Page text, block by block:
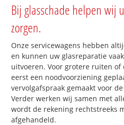
Bij glasschade helpen wij
zorgen.
Onze servicewagens hebben
en kunnen uw glasreparatie
uitvoeren. Voor grotere ruiten
eerst een noodvoorziening
vervolgafspraak gemaakt voor
Verder werken wij samen met
wordt de rekening rechtstreeks
afgehandeld.